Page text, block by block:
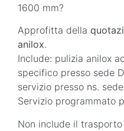
1600 mm?
Approfitta della
anilox.
Include: pulizia anilox
specifico presso sede
servizio presso ns.
Servizio programmato
Non include il